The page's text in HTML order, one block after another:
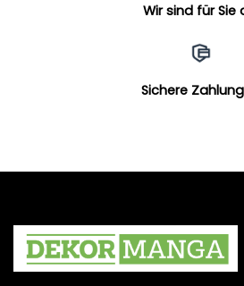
Wir sind für Sie
Sichere